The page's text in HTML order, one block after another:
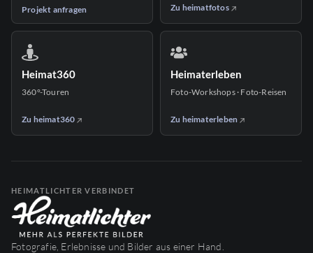
Projekt anfragen Zu heimatfotos
Heimat360
360°-Touren
Zu heimat360
Heimaterleben
Foto-Workshops · Foto-Reisen
Zu heimaterleben
HEIMATLICHTER VERBINDET
Fotografie, Erlebnisse und Bilder aus einer Hand.